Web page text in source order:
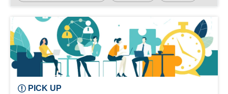
リーダーシップ
PICK UP